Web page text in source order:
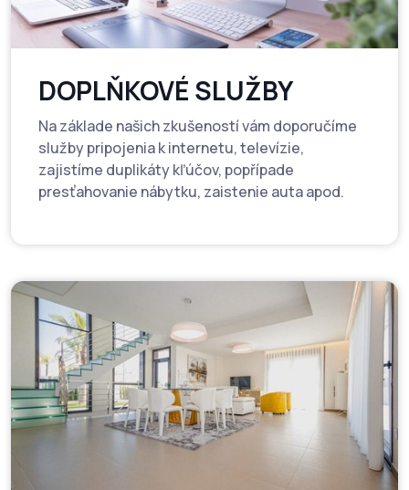
DOPLŇKOVÉ SLUŽBY
Na základe našich zkušeností vám doporučíme
služby pripojenia k internetu, televízie,
zajistíme duplikáty kľúčov, popřípade
presťahovanie nábytku, zaistenie auta apod.